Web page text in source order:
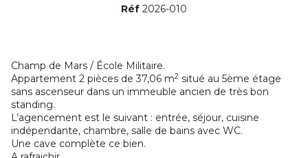
Réf 2026-010
Champ de Mars / École Militaire.
Appartement 2 pièces de 37,06 m2 situé au 5ème étage
sans ascenseur dans un immeuble ancien de très bon
standing.
L’agencement est le suivant : entrée, séjour, cuisine
indépendante, chambre, salle de bains avec WC.
Une cave complète ce bien.